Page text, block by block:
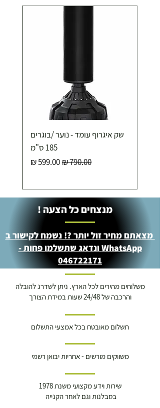
שק איגרוף עומד - נוער /בוגרים
185 ס"מ
מחיר רגילמחיר מבצע
מנצחים כל הצעה !
מצאתם מחיר זול יותר ?! נשמח לקישור ב
WhatsApp ונדאג שתשלמו פחות -
046722171
משלוחים מהירים לכל הארץ. ניתן לשדרג להובלה
והרכבה של 24/48 שעות במידת הצורך
תשלום מאובטח בכל אמצעי התשלום
משווקים מורשים - אחריות יבואן רשמי
שירות וידע מקצועי משנת 1978
בסבלנות וגם לאחר הקנייה